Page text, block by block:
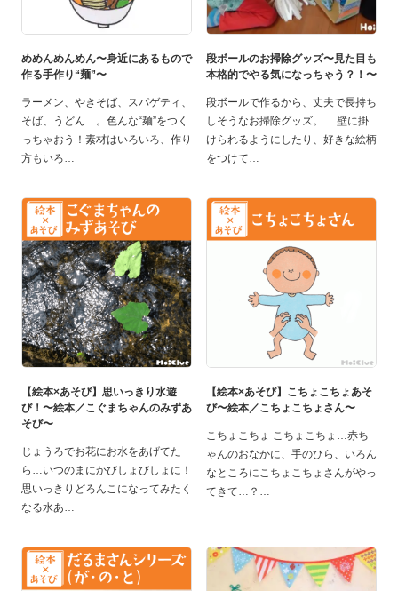
めめんめんめん〜身近にあるもので
作る手作り“麺”〜
ラーメン、やきそば、スパゲティ、
そば、うどん…。色んな“麺”をつく
っちゃおう！素材はいろいろ、作り
方もいろ
段ボールのお掃除グッズ〜見た目も
本格的でやる気になっちゃう？！〜
段ボールで作るから、丈夫で長持ち
しそうなお掃除グッズ。 壁に掛
けられるようにしたり、好きな絵柄
をつけて
【絵本×あそび】思いっきり水遊
び！〜絵本／こぐまちゃんのみずあ
そび〜
じょうろでお花にお水をあげてた
ら…いつのまにかびしょびしょに！
思いっきりどろんこになってみたく
なる水あ
【絵本×あそび】こちょこちょあそ
び〜絵本／こちょこちょさん〜
こちょこちょ こちょこちょ…赤ち
ゃんのおなかに、手のひら、いろん
なところにこちょこちょさんがやっ
てきて…？